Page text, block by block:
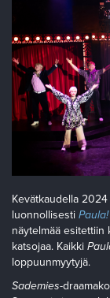
Kevätkaudella
luonnollisesti
näytelmää esitettiin
katsojaa. Kaikki
loppuunmyytyjä.
Sademies-